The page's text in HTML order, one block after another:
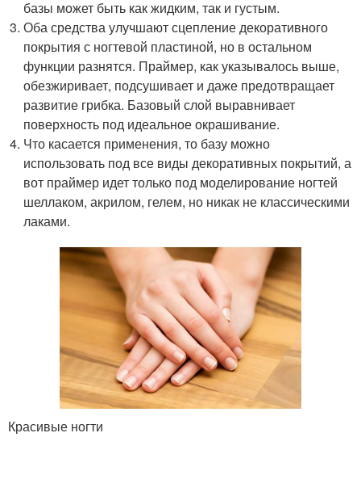
базы может быть как жидким, так и густым.
Оба средства улучшают сцепление декоративного
покрытия с ногтевой пластиной, но в остальном
функции разнятся. Праймер, как указывалось выше,
обезжиривает, подсушивает и даже предотвращает
развитие грибка. Базовый слой выравнивает
поверхность под идеальное окрашивание.
Что касается применения, то базу можно
использовать под все виды декоративных покрытий, а
вот праймер идет только под моделирование ногтей
шеллаком, акрилом, гелем, но никак не классическими
лаками.
Красивые ногти